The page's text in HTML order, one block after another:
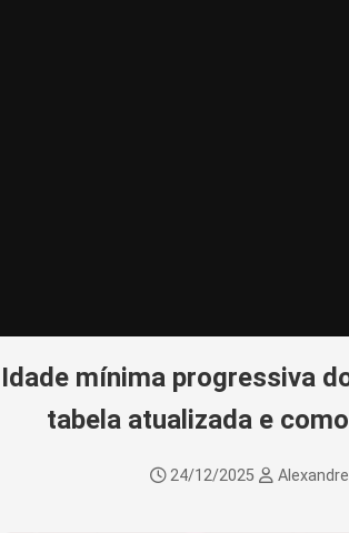
Idade mínima progressiva
tabela atualizada e
24/12/2025 Alexandre